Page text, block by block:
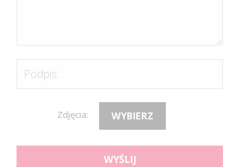
Podpis:
Zdjęcia: WYBIERZ
WYŚLIJ